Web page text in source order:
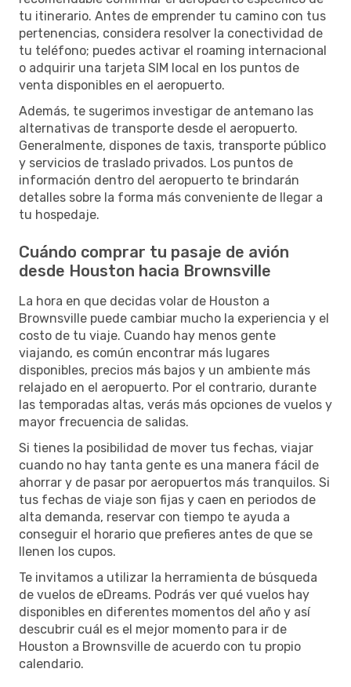
tu itinerario. Antes de emprender tu camino con tus
pertenencias, considera resolver la conectividad de
tu teléfono; puedes activar el roaming internacional
o adquirir una tarjeta SIM local en los puntos de
venta disponibles en el aeropuerto.
Además, te sugerimos investigar de antemano las
alternativas de transporte desde el aeropuerto.
Generalmente, dispones de taxis, transporte público
y servicios de traslado privados. Los puntos de
información dentro del aeropuerto te brindarán
detalles sobre la forma más conveniente de llegar a
tu hospedaje.
Cuándo comprar tu pasaje de avión
desde Houston hacia Brownsville
La hora en que decidas volar de Houston a
Brownsville puede cambiar mucho la experiencia y el
costo de tu viaje. Cuando hay menos gente
viajando, es común encontrar más lugares
disponibles, precios más bajos y un ambiente más
relajado en el aeropuerto. Por el contrario, durante
las temporadas altas, verás más opciones de vuelos y
mayor frecuencia de salidas.
Si tienes la posibilidad de mover tus fechas, viajar
cuando no hay tanta gente es una manera fácil de
ahorrar y de pasar por aeropuertos más tranquilos. Si
tus fechas de viaje son fijas y caen en periodos de
alta demanda, reservar con tiempo te ayuda a
conseguir el horario que prefieres antes de que se
llenen los cupos.
Te invitamos a utilizar la herramienta de búsqueda
de vuelos de eDreams. Podrás ver qué vuelos hay
disponibles en diferentes momentos del año y así
descubrir cuál es el mejor momento para ir de
Houston a Brownsville de acuerdo con tu propio
calendario.